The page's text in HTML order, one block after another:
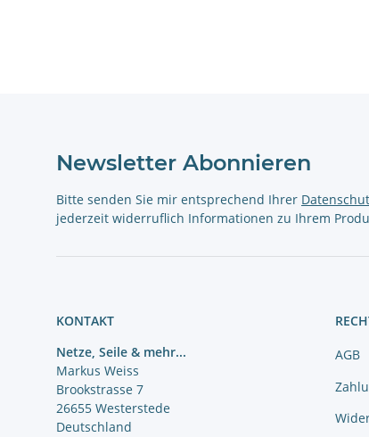
Newsletter Abonnieren
Bitte senden Sie mir entsprechend Ihrer
jederzeit widerruflich Informationen zu Ihrem
KONTAKT
Netze, Seile & mehr...
Markus Weiss
Brookstrasse 7
26655 Westerstede
Deutschland
AGB